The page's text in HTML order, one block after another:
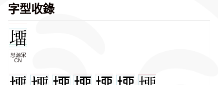
字型收錄
思源宋
CN